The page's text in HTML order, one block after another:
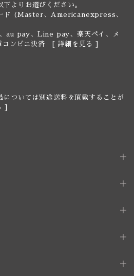
よりお選びください。
ード (Master、Americanexpress、
au pay、Line pay、楽天ペイ、メ
コンビニ決済 [ 詳細を見る ]
については別途送料を頂戴することが
]